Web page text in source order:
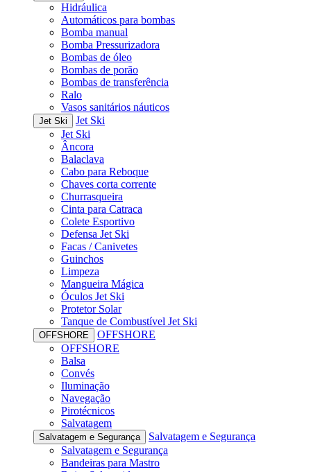
Hidráulica
Automáticos para bombas
Bomba manual
Bomba Pressurizadora
Bombas de óleo
Bombas de porão
Bombas de transferência
Ralo
Vasos sanitários náuticos
Jet Ski
Jet Ski
Jet Ski
Âncora
Balaclava
Cabo para Reboque
Chaves corta corrente
Churrasqueira
Cinta para Catraca
Colete Esportivo
Defensa Jet Ski
Facas / Canivetes
Guinchos
Limpeza
Mangueira Mágica
Óculos Jet Ski
Protetor Solar
Tanque de Combustível Jet Ski
OFFSHORE
OFFSHORE
OFFSHORE
Balsa
Convés
Iluminação
Navegação
Pirotécnicos
Salvatagem
Salvatagem e Segurança
Salvatagem e Segurança
Salvatagem e Segurança
Bandeiras para Mastro